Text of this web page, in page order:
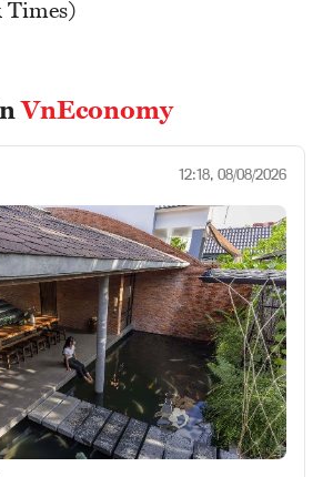
Times)
VnEconomy
12:18, 08/08/2026